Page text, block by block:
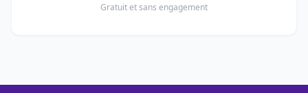
Gratuit et sans engagement